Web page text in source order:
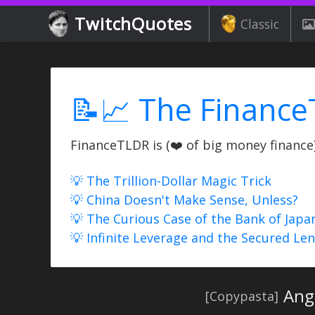
TwitchQuotes Classic
📝📈 The
FinanceTLDR is (❤️ of big money
💡 The Trillion-Dollar Magic Trick
💡 China Doesn't Make Sense, Unless?
💡 The Curious Case of the Bank of
💡 Infinite Leverage and the Secured
[Copypasta]